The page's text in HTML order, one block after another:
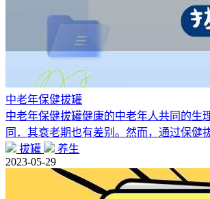
中老年保健拔罐
中老年保健拔罐健康的中老年人共同的生
同．其衰老期也有差别。然而，通过保健
拔罐
养生
2023-05-29